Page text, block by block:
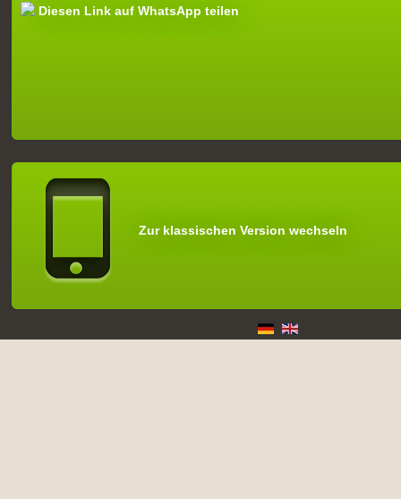
Diesen Link auf WhatsApp teilen
Zur klassischen Version wechseln